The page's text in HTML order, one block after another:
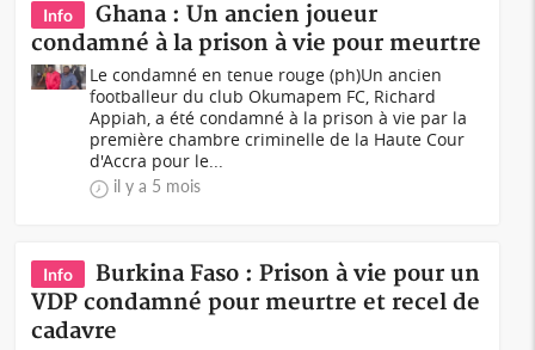
Info
Ghana : Un ancien joueur
condamné à la prison à vie pour meurtre
Le condamné en tenue rouge (ph)Un ancien
footballeur du club Okumapem FC, Richard
Appiah, a été condamné à la prison à vie par la
première chambre criminelle de la Haute Cour
d'Accra pour le...
il y a 5 mois
Info
Burkina Faso : Prison à vie pour un
VDP condamné pour meurtre et recel de
cadavre